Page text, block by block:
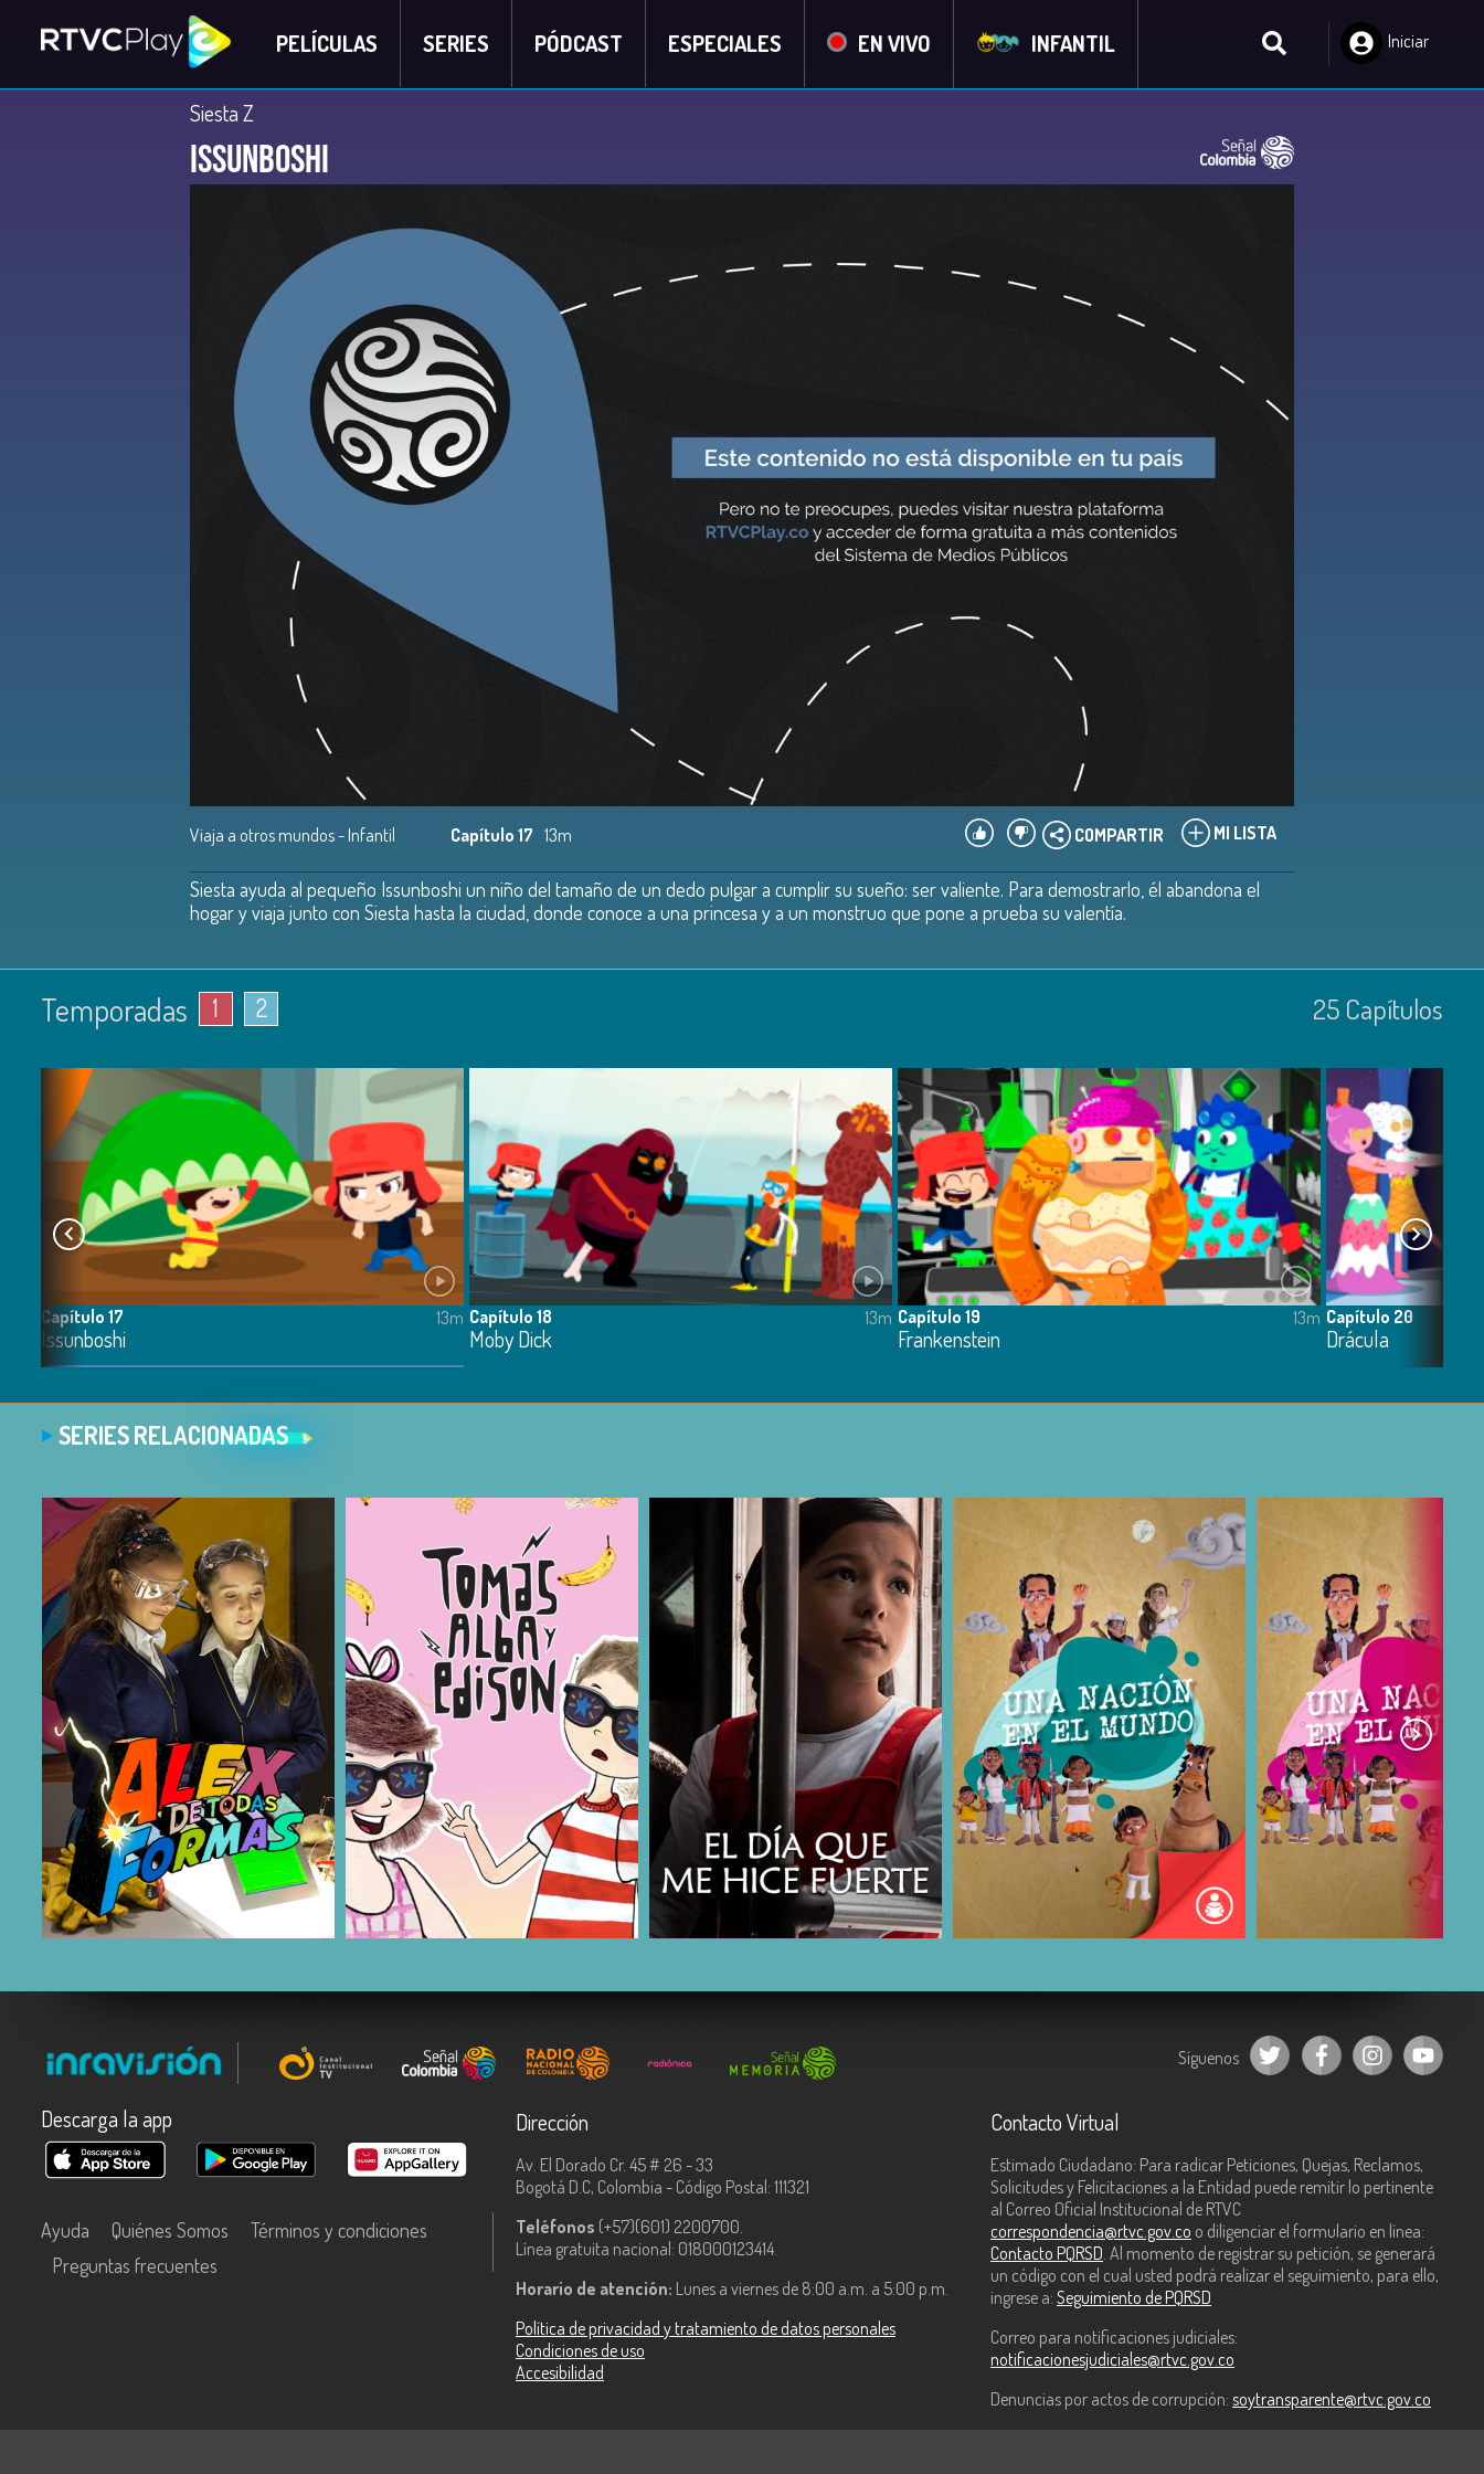
PELÍCULAS SERIES PÓDCAST ESPECIALES EN VIVO INFANTIL
Iniciar
Siesta Z
Issunboshi
Viaja a otros mundos - Infantil Capítulo 17 13m MI LISTA
COMPARTIR
Siesta ayuda al pequeño Issunboshi un niño del tamaño de un dedo pulgar a cumplir su sueño: ser valiente. Para demostrarlo, él abandona el
hogar y viaja junto con Siesta hasta la ciudad, donde conoce a una princesa y a un monstruo que pone a prueba su valentía.
Temporadas 1 2 25 Capí­tulos
Capítulo 17
Issunboshi
13m Capítulo 18
Moby Dick
13m Capítulo 19
Frankenstein
13m Capítulo 20
Drácula
SERIES RELACIONADAS
COMPARTIR COMPARTIR COMPARTIR
Síguenos
Descarga la app
Ayuda Quiénes Somos
Términos y condiciones
Preguntas frecuentes
Dirección
Av. El Dorado Cr. 45 # 26 - 33
Bogotá D.C, Colombia - Código Postal: 111321
Teléfonos (+57)(601) 2200700.
Línea gratuita nacional: 018000123414.
Horario de atención: Lunes a viernes de 8:00 a.m. a 5:00 p.m.
Política de privacidad y tratamiento de datos personales
Condiciones de uso
Accesibilidad
Contacto Virtual
Estimado Ciudadano: Para radicar Peticiones, Quejas, Reclamos,
Solicitudes y Felicitaciones a la Entidad puede remitir lo pertinente
al Correo Oficial Institucional de RTVC
correspondencia@rtvc.gov.co o diligenciar el formulario en línea:
Contacto PQRSD . Al momento de registrar su petición, se generará
un código con el cual usted podrá realizar el seguimiento, para ello,
ingrese a: Seguimiento de PQRSD
Correo para notificaciones judiciales:
notificacionesjudiciales@rtvc.gov.co
Denuncias por actos de corrupción: soytransparente@rtvc.gov.co